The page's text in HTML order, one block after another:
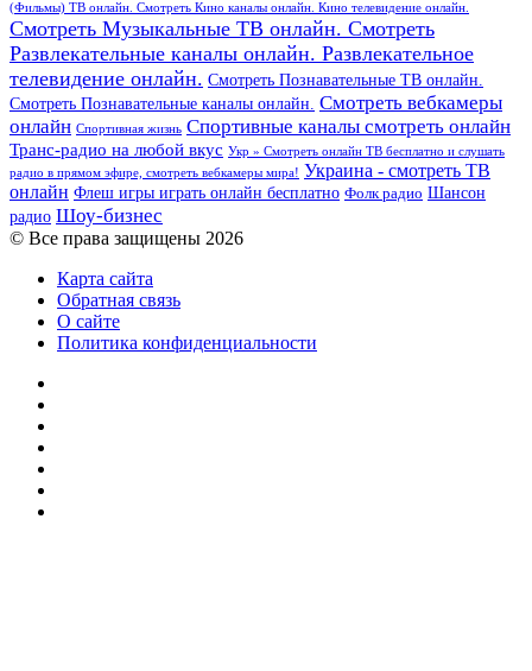
(Фильмы) ТВ онлайн. Смотреть Кино каналы онлайн. Кино телевидение онлайн.
Смотреть Музыкальные ТВ онлайн. Смотреть
Развлекательные каналы онлайн. Развлекательное
телевидение онлайн. Смотреть Познавательные ТВ онлайн.
Смотреть Познавательные каналы онлайн. Смотреть вебкамеры
онлайн Спортивная жизнь Спортивные каналы смотреть онлайн
Транс-радио на любой вкус Укр » Смотреть онлайн ТВ бесплатно и слушать
радио в прямом эфире, смотреть вебкамеры мира! Украина - смотреть ТВ
онлайн Флеш игры играть онлайн бесплатно Фолк радио Шансон
радио Шоу-бизнес
© Все права защищены 2026
Карта сайта
Обратная связь
О сайте
Политика конфиденциальности